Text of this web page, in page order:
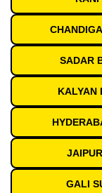
SADAR
KALYAN
GALI